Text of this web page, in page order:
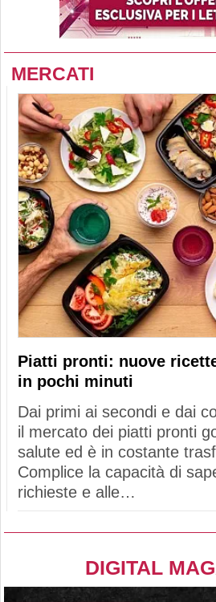
MERCATI
Piatti pronti: nuove
in pochi minuti
Dai primi ai secondi e dai
il mercato dei piatti pronti
salute ed è in costante
Complice la capacità di
richieste e alle…
DIGITAL